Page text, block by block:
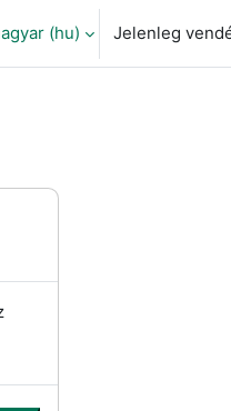
adatok váltása
‎(hu)‎ Jelenleg